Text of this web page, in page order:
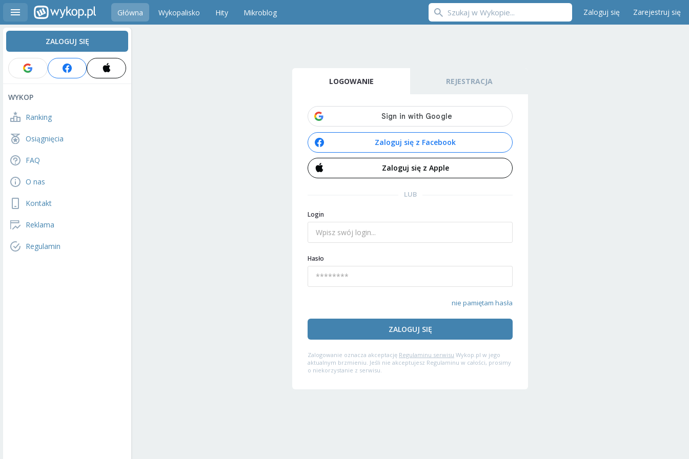
Główna Wykopalisko Hity Mikroblog Zaloguj się Zarejestruj się
ZALOGUJ SIĘ
WYKOP
Ranking
Osiągnięcia
FAQ
O nas
Kontakt
Reklama
Regulamin
LOGOWANIE REJESTRACJA
Zaloguj się z Facebook
Zaloguj się z Apple
LUB
Login
Hasło
nie pamiętam hasła
ZALOGUJ SIĘ
Zalogowanie oznacza akceptację Regulaminu serwisu Wykop.pl w jego
aktualnym brzmieniu. Jeśli nie akceptujesz Regulaminu w całości, prosimy
o niekorzystanie z serwisu.